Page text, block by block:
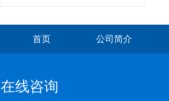
首页 公司简介
在线咨询